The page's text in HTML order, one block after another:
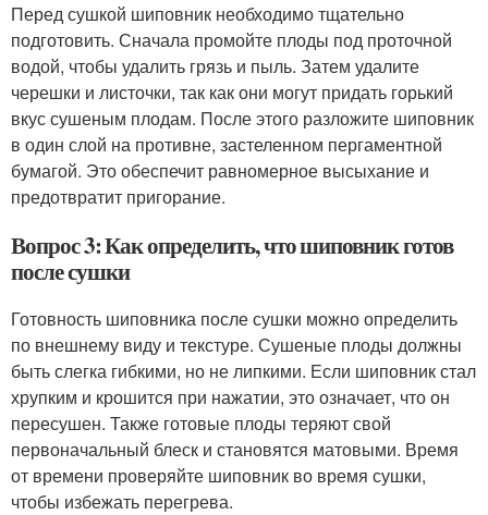
Перед сушкой шиповник необходимо тщательно
подготовить. Сначала промойте плоды под проточной
водой, чтобы удалить грязь и пыль. Затем удалите
черешки и листочки, так как они могут придать горький
вкус сушеным плодам. После этого разложите шиповник
в один слой на противне, застеленном пергаментной
бумагой. Это обеспечит равномерное высыхание и
предотвратит пригорание.
Вопрос 3: Как определить, что шиповник готов
после сушки
Готовность шиповника после сушки можно определить
по внешнему виду и текстуре. Сушеные плоды должны
быть слегка гибкими, но не липкими. Если шиповник стал
хрупким и крошится при нажатии, это означает, что он
пересушен. Также готовые плоды теряют свой
первоначальный блеск и становятся матовыми. Время
от времени проверяйте шиповник во время сушки,
чтобы избежать перегрева.